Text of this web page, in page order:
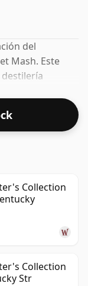
del
Mash. Este
whiskies
se envía en el
Collection
Collection
Str